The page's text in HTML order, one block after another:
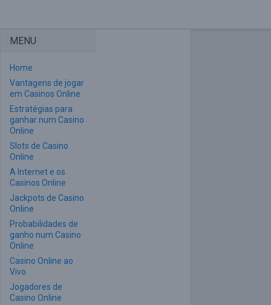
MENU
Home
Vantagens de jogar
em Casinos Online
Estratégias para
ganhar num Casino
Online
Slots de Casino
Online
A Internet e os
Casinos Online
Jackpots de Casino
Online
Probabilidades de
ganho num Casino
Online
Casino Online ao
Vivo
Jogadores de
Casino Online